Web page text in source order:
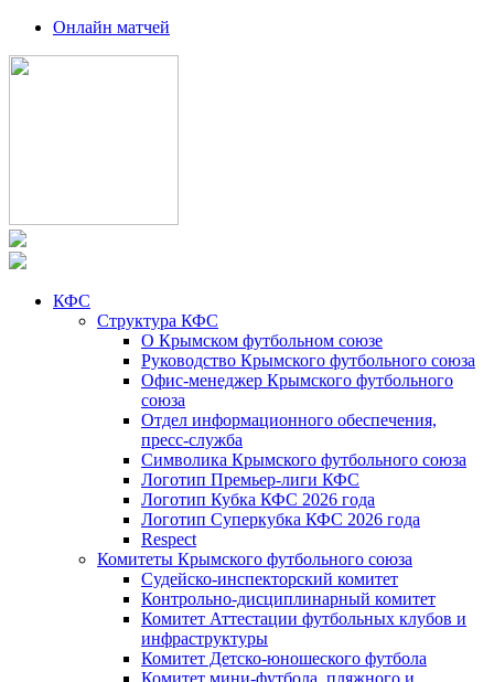
Онлайн матчей
КФС
Структура КФС
О Крымском футбольном союзе
Руководство Крымского футбольного союза
Офис-менеджер Крымского футбольного
союза
Отдел информационного обеспечения,
пресс-служба
Символика Крымского футбольного союза
Логотип Премьер-лиги КФС
Логотип Кубка КФС 2026 года
Логотип Суперкубка КФС 2026 года
Respect
Комитеты Крымского футбольного союза
Судейско-инспекторский комитет
Контрольно-дисциплинарный комитет
Комитет Аттестации футбольных клубов и
инфраструктуры
Комитет Детско-юношеского футбола
Комитет мини-футбола, пляжного и